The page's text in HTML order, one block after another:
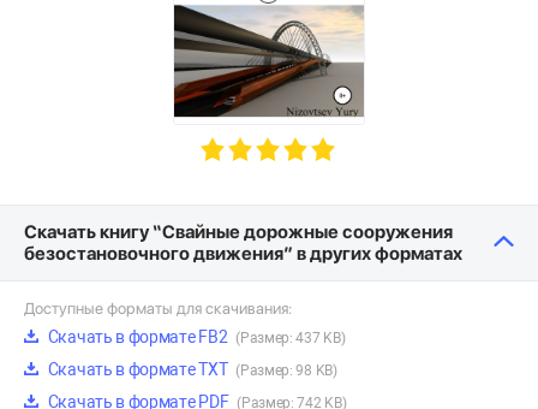
Скачать книгу “Cвайные дорожные сооружения
безостановочного движения” в других форматах
Доступные форматы для скачивания:
Скачать в формате FB2 (Размер: 437 KB)
Скачать в формате TXT (Размер: 98 KB)
Скачать в формате PDF (Размер: 742 KB)